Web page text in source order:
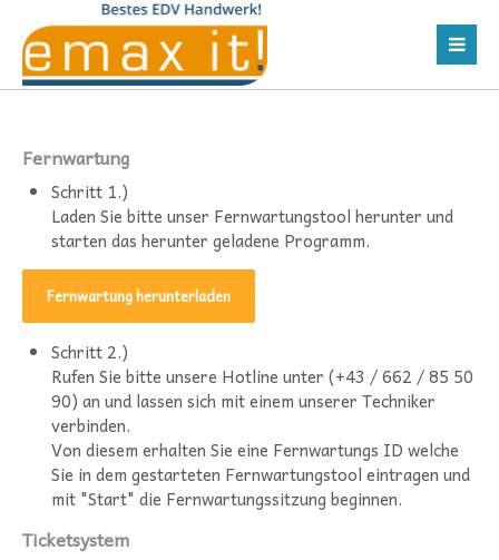
Fernwartung
Schritt 1.)
Laden Sie bitte unser Fernwartungstool herunter und
starten das herunter geladene Programm.
Fernwartung herunterladen
Schritt 2.)
Rufen Sie bitte unsere Hotline unter (+43 / 662 / 85 50
90) an und lassen sich mit einem unserer Techniker
verbinden.
Von diesem erhalten Sie eine Fernwartungs ID welche
Sie in dem gestarteten Fernwartungstool eintragen und
mit "Start" die Fernwartungssitzung beginnen.
Ticketsystem